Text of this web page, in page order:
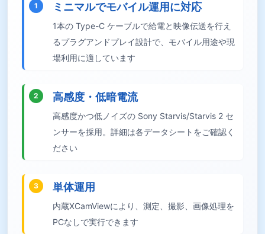
1 ミニマルでモバイル運用に対応
1本の Type-C ケーブルで給電と映像伝送を行え
るプラグアンドプレイ設計で、モバイル用途や現
場利用に適しています
2 高感度・低暗電流
高感度かつ低ノイズの Sony Starvis/Starvis 2 セ
ンサーを採用。詳細は各データシートをご確認く
ださい
3 単体運用
内蔵XCamViewにより、測定、撮影、画像処理を
PCなしで実行できます